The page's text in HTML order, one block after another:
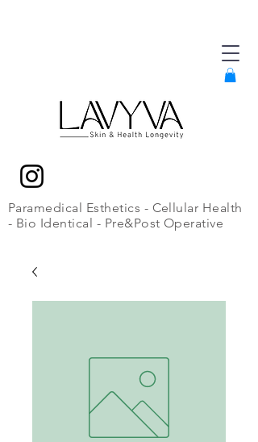
Paramedical Esthetics - Cellular Health
- Bio Identical - Pre&Post Operative